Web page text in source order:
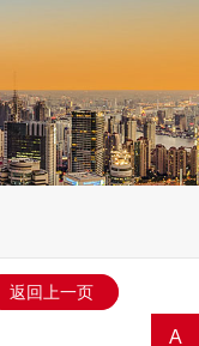
返回上一页
A